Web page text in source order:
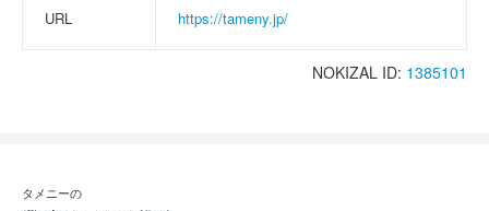
URL https://tameny.jp/
NOKIZAL ID: 1385101
タメニーの